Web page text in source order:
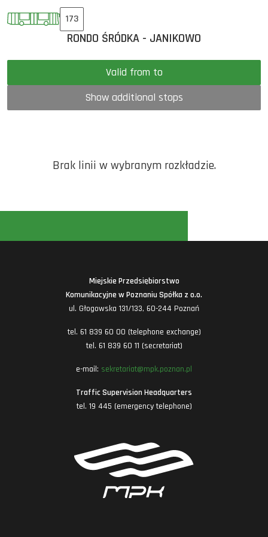
173
RONDO ŚRÓDKA - JANIKOWO
Valid from to
Show additional stops
Brak linii w wybranym rozkładzie.
Miejskie Przedsiębiorstwo
Komunikacyjne w Poznaniu Spółka z o.o.
ul. Głogowska 131/133, 60-244 Poznań
tel. 61 839 60 00 (telephone exchange)
tel. 61 839 60 11 (secretariat)
e-mail: sekretariat@mpk.poznan.pl
Traffic Supervision Headquarters
tel. 19 445 (emergency telephone)